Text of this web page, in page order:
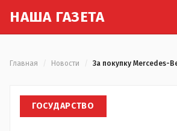
НАША ГАЗЕТА
Главная Новости
ГОСУДАРСТВО